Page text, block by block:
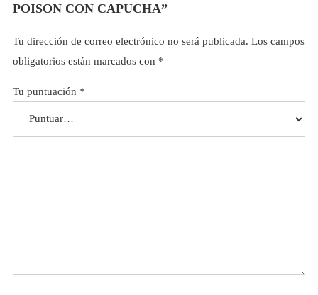
POISON CON CAPUCHA”
Tu dirección de correo electrónico no será publicada. Los campos
obligatorios están marcados con *
Tu puntuación *